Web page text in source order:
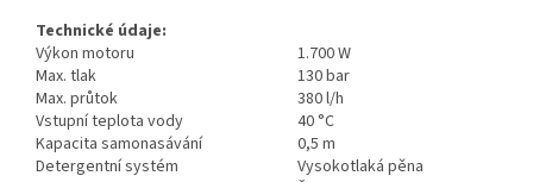
Technické údaje:
Výkon motoru
1.700 W
Max. tlak
130 bar
Max. průtok
380 l/h
Vstupní teplota vody
40 °C
Kapacita samonasávání
0,5 m
Detergentní systém
Vysokotlaká pěna